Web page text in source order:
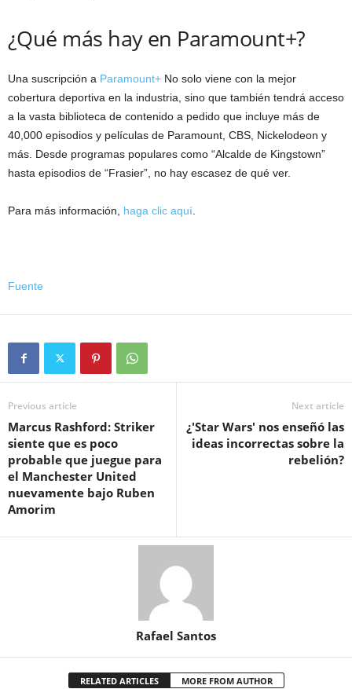
¿Qué más hay en Paramount+?
Una suscripción a Paramount+ No solo viene con la mejor
cobertura deportiva en la industria, sino que también tendrá acceso
a la vasta biblioteca de contenido a pedido que incluye más de
40,000 episodios y películas de Paramount, CBS, Nickelodeon y
más. Desde programas populares como “Alcalde de Kingstown”
hasta episodios de “Frasier”, no hay escasez de qué ver.
Para más información, haga clic aquí
Fuente
Previous article
Marcus Rashford: Striker
siente que es poco
probable que juegue para
el Manchester United
nuevamente bajo Ruben
Amorim
Next article
¿'Star Wars' nos enseñó las
ideas incorrectas sobre la
rebelión?
Rafael Santos
RELATED ARTICLES MORE FROM AUTHOR